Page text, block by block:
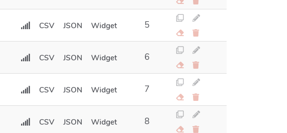
CSV JSON Widget 5
CSV JSON Widget 6
CSV JSON Widget 7
CSV JSON Widget 8